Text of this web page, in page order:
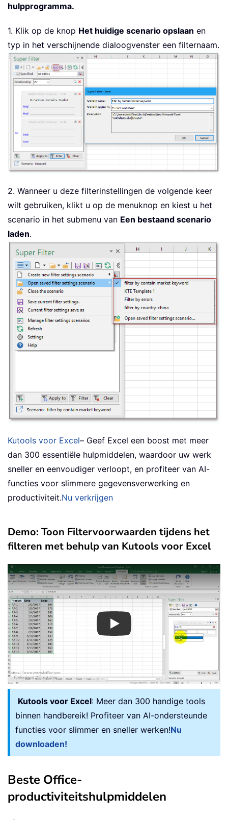
hulpprogramma.
1. Klik op de knop Het huidige scenario opslaan en
typ in het verschijnende dialoogvenster een filternaam.
2. Wanneer u deze filterinstellingen de volgende keer
wilt gebruiken, klikt u op de menuknop en kiest u het
scenario in het submenu van Een bestaand scenario
laden.
Kutools voor Excel– Geef Excel een boost met meer
dan 300 essentiële hulpmiddelen, waardoor uw werk
sneller en eenvoudiger verloopt, en profiteer van AI-
functies voor slimmere gegevensverwerking en
productiviteit.Nu verkrijgen
Demo: Toon Filtervoorwaarden tijdens het
filteren met behulp van Kutools voor Excel
Play
Kutools voor Excel: Meer dan 300 handige tools
binnen handbereik! Profiteer van AI-ondersteunde
functies voor slimmer en sneller werken!Nu
downloaden!
Beste Office-
productiviteitshulpmiddelen